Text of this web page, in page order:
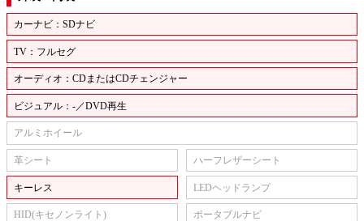
カーナビ：SDナビ
TV：フルセグ
オーディオ：CDまたはCDチェンジャー
ビジュアル：-／DVD再生
アルミホイール
革シート ハーフレザーシート
キーレス LEDヘッドランプ
HID(キセノンライト) ポータブルナビ